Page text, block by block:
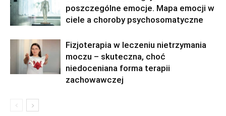
poszczególne emocje. Mapa emocji w
ciele a choroby psychosomatyczne
Fizjoterapia w leczeniu nietrzymania
moczu – skuteczna, choć
niedoceniana forma terapii
zachowawczej